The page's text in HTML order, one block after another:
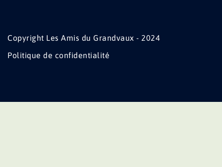
Copyright Les Amis du Grandvaux - 2024
Politique de confidentialité